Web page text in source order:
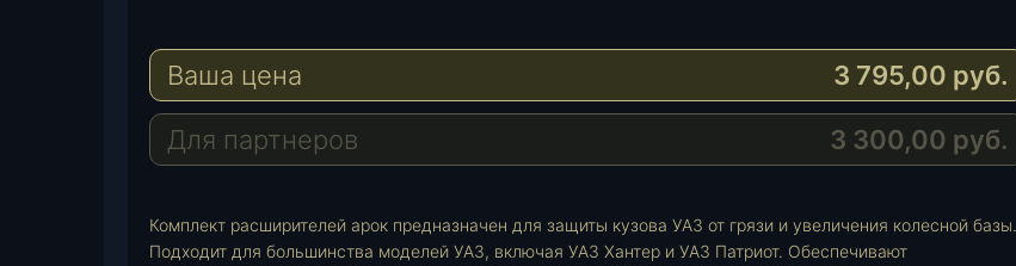
e
r
a
m
a
s
A
p
a
i
l
Ваша цена 3 795,00 руб.
Для партнеров 3 300,00 руб.
Комплект расширителей арок предназначен для защиты кузова УАЗ от грязи и увеличения колесной базы.
Подходит для большинства моделей УАЗ, включая УАЗ Хантер и УАЗ Патриот. Обеспечивают